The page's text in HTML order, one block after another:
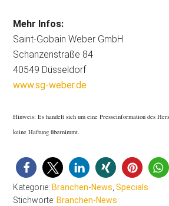
Mehr Infos:
Saint-Gobain Weber GmbH
Schanzenstraße 84
40549 Düsseldorf
www.sg-weber.de
Hinweis: Es handelt sich um eine Presseinformation des
keine Haftung übernimmt.
Kategorie: Branchen-News ,Specials
Stichworte: Branchen-News